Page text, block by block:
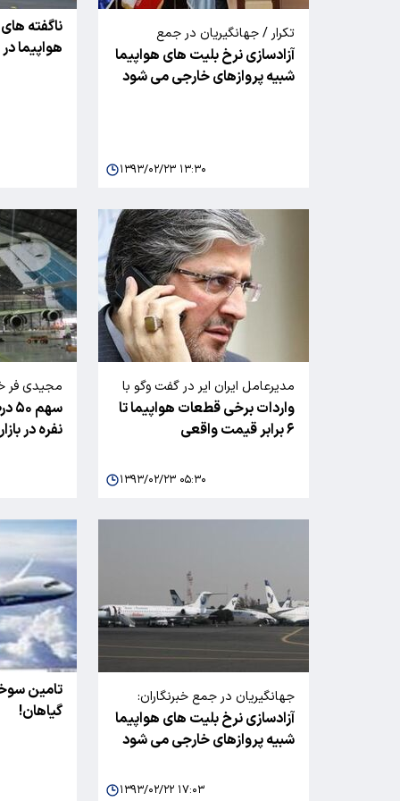
تکرار / جهانگیریان در جمع
خبرنگاران:
آزادسازی نرخ بلیت های هواپیما
شبیه پروازهای خارجی می شود
۱۳۹۳/۰۲/۲۳ ۱۳:۳۰
ناگفته
هواپیما
مدیرعامل ایران ایر در گفت وگو با
تسنیم خبر داد
واردات برخی قطعات هواپیما تا
۶ برابر قیمت واقعی
۱۳۹۳/۰۲/۲۳ ۰۵:۳۰
مجیدی فر
نفره در
جهانگیریان در جمع خبرنگاران:
آزادسازی نرخ بلیت های هواپیما
شبیه پروازهای خارجی می شود
۱۳۹۳/۰۲/۲۲ ۱۷:۰۳
تامین
گیاهان!